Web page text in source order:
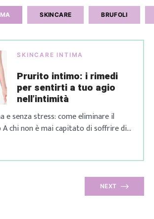
SKINCARE BRUFOLI
SKINCARE INTIMA
Prurito intimo: i rimedi
per sentirti a tuo agio
nell’intimità
e senza stress: come eliminare il
chi non è mai capitato di soffrire di
ad essere fastidioso, a
Capita, infatti, a molte donne
prudore intimo e bruciore,
che comportano immancabilmente
NEXT